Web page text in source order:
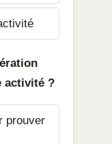
activité ?
prouver